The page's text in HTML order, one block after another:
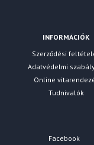
INFORMÁCIÓK
Szerződési
Adatvédelmi
Online
Tudnivalók
Facebook